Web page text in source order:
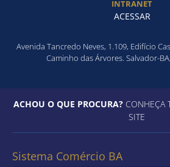
INTRANET
ACESSAR
Avenida Tancredo Neves, 1.109, Edifício
Caminho das Árvores. Salvador-
ACHOU O QUE PROCURA?CONHEÇA
SITE
Sistema Comércio BA